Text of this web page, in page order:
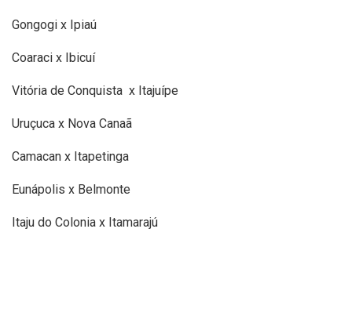
Gongogi x Ipiaú
Coaraci x Ibicuí
Vitória de Conquista x Itajuípe
Uruçuca x Nova Canaã
Camacan x Itapetinga
Eunápolis x Belmonte
Itaju do Colonia x Itamarajú